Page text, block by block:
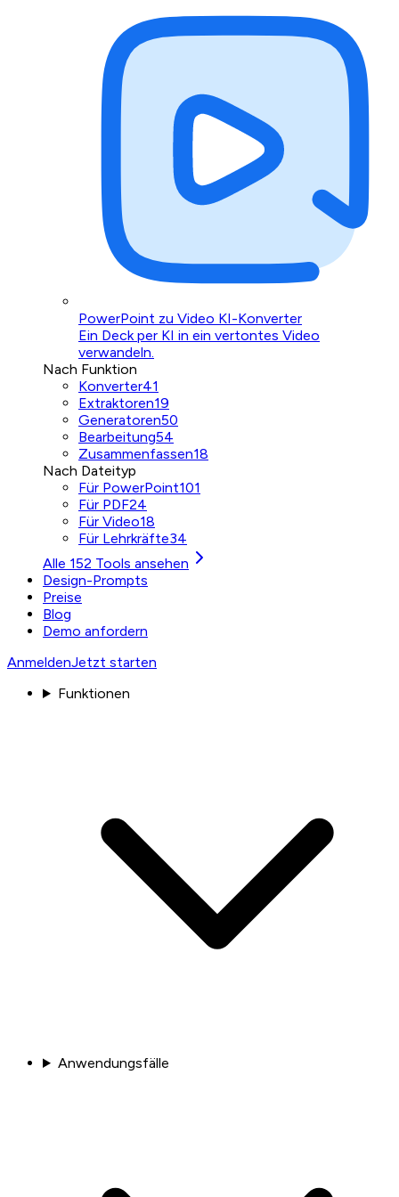
PowerPoint zu Video KI-Konverter
Ein Deck per KI in ein vertontes Video
verwandeln.
Nach Funktion
Konverter41
Extraktoren19
Generatoren50
Bearbeitung54
Zusammenfassen18
Nach Dateityp
Für PowerPoint101
Für PDF24
Für Video18
Für Lehrkräfte34
Alle 152 Tools ansehen
Design-Prompts
Preise
Blog
Demo anfordern
AnmeldenJetzt starten
Funktionen
Anwendungsfälle